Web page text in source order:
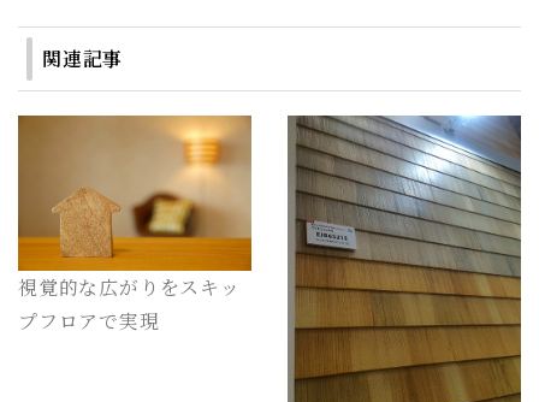
関連記事
視覚的な広がりをスキッ
プフロアで実現